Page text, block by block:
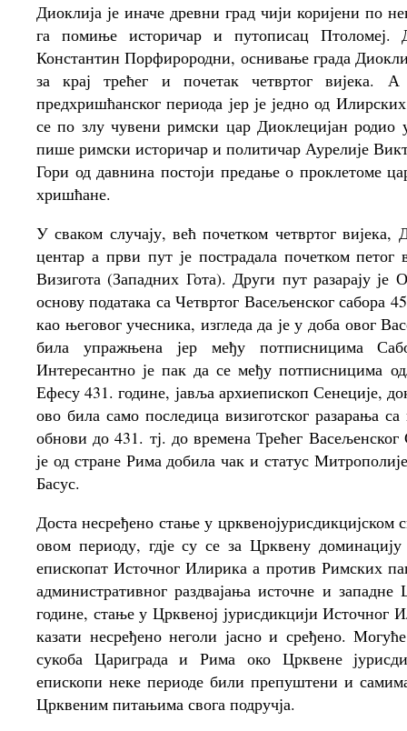
Диоклија је иначе древни град чији коријени по
га помиње историчар и путописац Птоломеј.
Константин Порфирородни, оснивање града
за крај трећег и почетак четвртог вијека.
предхришћанског периода јер је једно од
се по злу чувени римски цар Диоклецијан
пише римски историчар и политичар Аурелије
Гори од давнина постоји предање о проклетоме
хришћане.
У сваком случају, већ почетком четвртог
центар а први пут је пострадала почетком
Визигота (Западних Гота). Други пут разарају је
основу података са Четвртог Васељенског сабора
као његовог учесника, изгледа да је у доба овог
била упражњена јер међу потписницима
Интересантно је пак да се међу потписницима
Ефесу 431. године, јавља архиепископ Сенеције,
ово била само последица визиготског разарања
обнови до 431. тј. до времена Трећег
је од стране Рима добила чак и статус
Басус.
Доста несређено стање у црквенојурисдикцијском
овом периоду, гдје су се за Црквену
епископат Источног Илирика а против Римских
административног раздвајања источне и
године, стање у Црквеној јурисдикцији Источног
казати несређено неголи јасно и сређено.
сукоба Цариграда и Рима око Црквене
епископи неке периоде били препуштени и
Црквеним питањима свога подручја.